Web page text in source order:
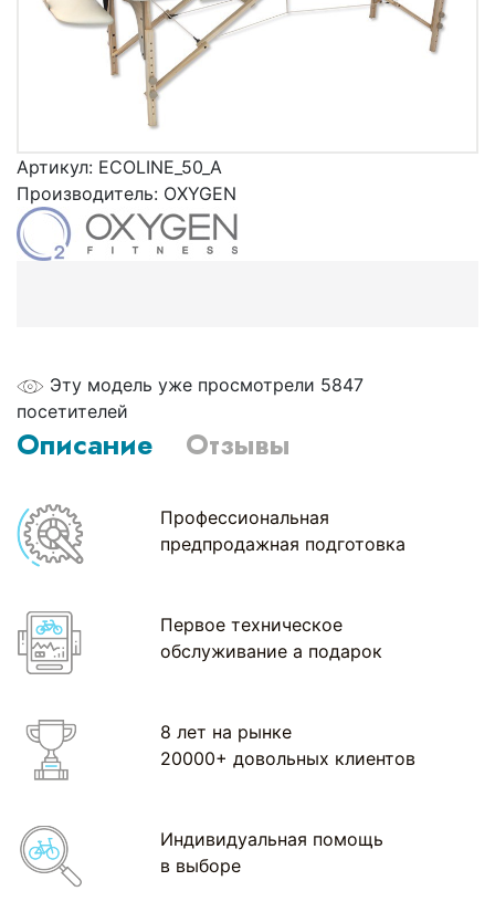
Артикул: ECOLINE_50_A
Производитель: OXYGEN
Эту модель уже просмотрели 5847
посетителей
Описание Отзывы
Профессиональная
предпродажная подготовка
Первое техническое
обслуживание а подарок
8 лет на рынке
20000+ довольных клиентов
Индивидуальная помощь
в выборе